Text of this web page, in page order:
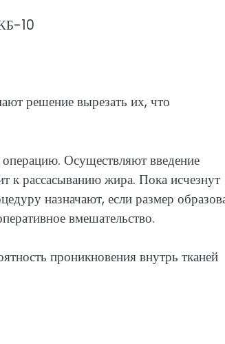
решение вырезать их, что
Осуществляют введение
к рассасыванию жира. Пока исчезнут
назначают, если размер
вмешательство.
проникновения внутрь тканей